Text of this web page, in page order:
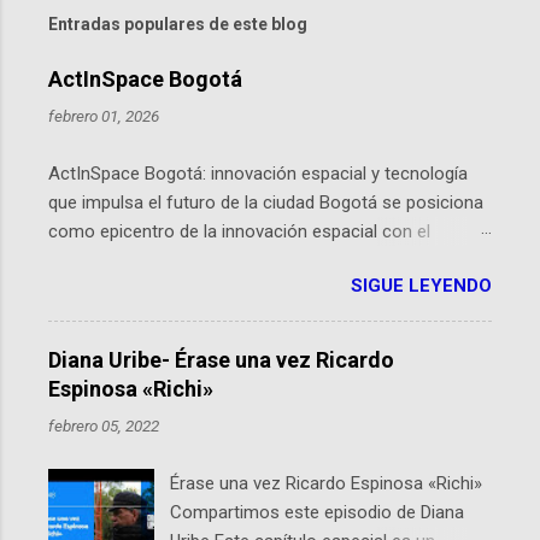
Entradas populares de este blog
ActInSpace Bogotá
febrero 01, 2026
ActInSpace Bogotá: innovación espacial y tecnología
que impulsa el futuro de la ciudad Bogotá se posiciona
como epicentro de la innovación espacial con el
hackathon global que convierte tecnologías de la
Agencia Espacial Europea en soluciones prácticas para
la vida cotidiana. Este evento, organizado por el
Planetario de Bogotá del Idartes y la Universidad de los
Andes, reúne a expertos como el presidente de Airbus
Colombia y líderes del sector aeroespacial para inspirar
por qué importa en Bogotá ActInSpace es una
competencia mundial que opera en más de 60
SIGUE LEYENDO
Diana Uribe- Érase una vez Ricardo
Espinosa «Richi»
febrero 05, 2022
Érase una vez Ricardo Espinosa «Richi»
Compartimos este episodio de Diana